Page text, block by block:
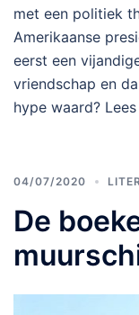
met een politiek
Amerikaanse
eerst een
vriendschap en
hype waard?
04/07/2020
De